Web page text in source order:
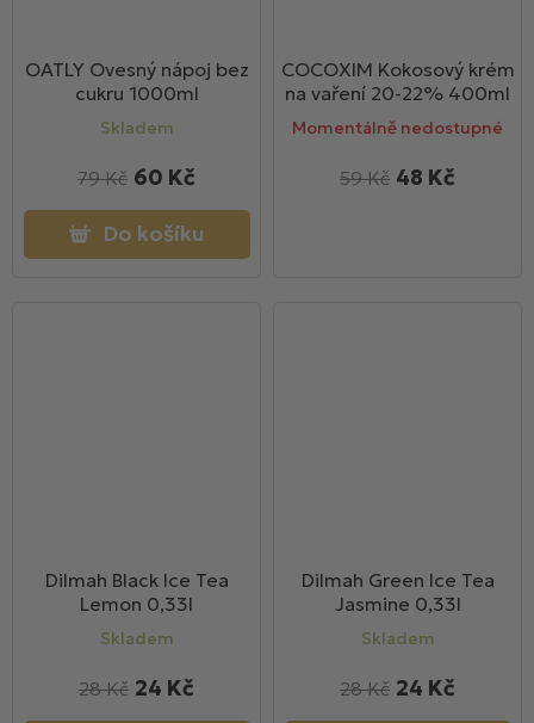
OATLY Ovesný nápoj bez
cukru 1000ml
Skladem
60 Kč
79 Kč
Do košíku
COCOXIM Kokosový krém
na vaření 20-22% 400ml
Momentálně nedostupné
48 Kč
59 Kč
Dilmah Black Ice Tea
Lemon 0,33l
Skladem
24 Kč
28 Kč
Dilmah Green Ice Tea
Jasmine 0,33l
Skladem
24 Kč
28 Kč